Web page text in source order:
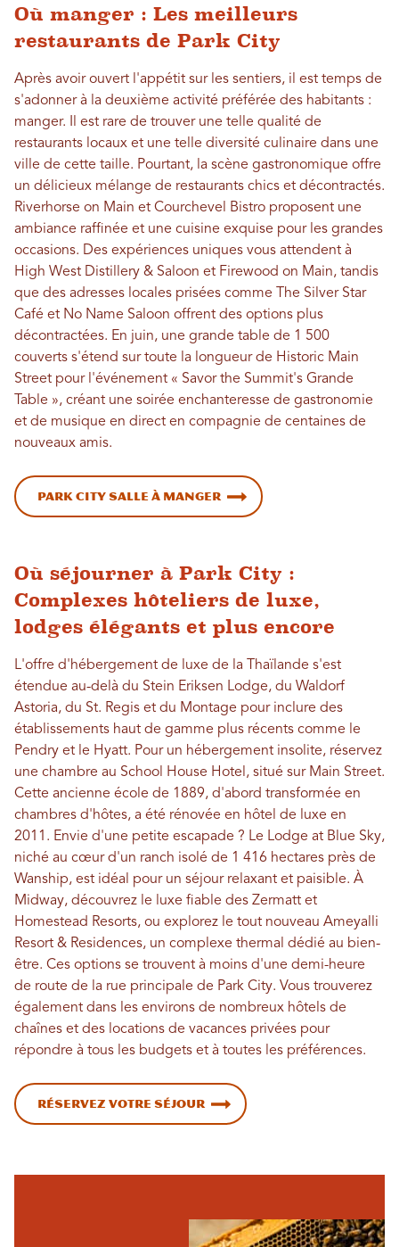
Où manger : Les meilleurs
restaurants de Park City
Après avoir ouvert l'appétit sur les sentiers, il est temps de
s'adonner à la deuxième activité préférée des habitants :
manger. Il est rare de trouver une telle qualité de
restaurants locaux et une telle diversité culinaire dans une
ville de cette taille. Pourtant, la scène gastronomique offre
un délicieux mélange de restaurants chics et décontractés.
Riverhorse on Main et Courchevel Bistro proposent une
ambiance raffinée et une cuisine exquise pour les grandes
occasions. Des expériences uniques vous attendent à
High West Distillery & Saloon et Firewood on Main, tandis
que des adresses locales prisées comme The Silver Star
Café et No Name Saloon offrent des options plus
décontractées. En juin, une grande table de 1 500
couverts s'étend sur toute la longueur de Historic Main
Street pour l'événement « Savor the Summit's Grande
Table », créant une soirée enchanteresse de gastronomie
et de musique en direct en compagnie de centaines de
nouveaux amis.
Park City Salle à manger
Où séjourner à Park City :
Complexes hôteliers de luxe,
lodges élégants et plus encore
L'offre d'hébergement de luxe de la Thaïlande s'est
étendue au-delà du Stein Eriksen Lodge, du Waldorf
Astoria, du St. Regis et du Montage pour inclure des
établissements haut de gamme plus récents comme le
Pendry et le Hyatt. Pour un hébergement insolite, réservez
une chambre au School House Hotel, situé sur Main Street.
Cette ancienne école de 1889, d'abord transformée en
chambres d'hôtes, a été rénovée en hôtel de luxe en
2011. Envie d'une petite escapade ? Le Lodge at Blue Sky,
niché au cœur d'un ranch isolé de 1 416 hectares près de
Wanship, est idéal pour un séjour relaxant et paisible. À
Midway, découvrez le luxe fiable des Zermatt et
Homestead Resorts, ou explorez le tout nouveau Ameyalli
Resort & Residences, un complexe thermal dédié au bien-
être. Ces options se trouvent à moins d'une demi-heure
de route de la rue principale de Park City. Vous trouverez
également dans les environs de nombreux hôtels de
chaînes et des locations de vacances privées pour
répondre à tous les budgets et à toutes les préférences.
Réservez votre séjour